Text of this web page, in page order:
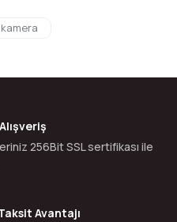
256Bit SSL sertifikası ile
Avantajı